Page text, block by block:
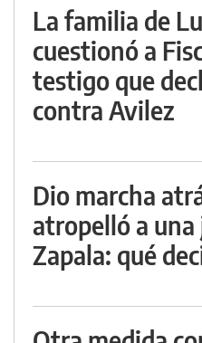
La familia de
cuestionó a
testigo que
contra Avilez
Dio marcha
atropelló a una
Zapala: qué